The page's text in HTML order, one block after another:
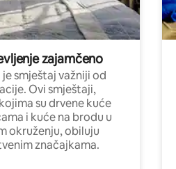
zajamčeno
je smještaj važniji od
Ovi smještaji,
su drvene kuće
i kuće na brodu u
okruženju, obiluju
značajkama.